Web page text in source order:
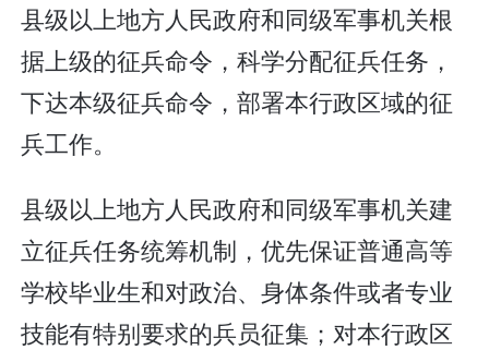
县级以上地方人民政府和同级军事机关根
据上级的征兵命令，科学分配征兵任务，
下达本级征兵命令，部署本行政区域的征
兵工作。
县级以上地方人民政府和同级军事机关建
立征兵任务统筹机制，优先保证普通高等
学校毕业生和对政治、身体条件或者专业
技能有特别要求的兵员征集；对本行政区